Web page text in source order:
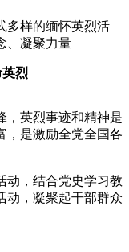
多样的缅怀英烈活
、凝聚力量
烈
英烈事迹和精神是
，是激励全党全国各
，结合党史学习教
动，凝聚起干部群众